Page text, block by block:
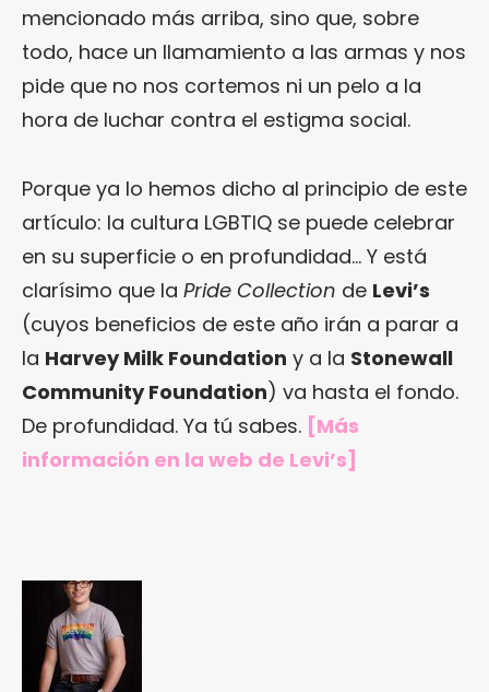
mencionado más arriba, sino que, sobre
todo, hace un llamamiento a las armas y nos
pide que no nos cortemos ni un pelo a la
hora de luchar contra el estigma social.
Porque ya lo hemos dicho al principio de este
artículo: la cultura LGBTIQ se puede celebrar
en su superficie o en profundidad… Y está
clarísimo que la Pride Collection de Levi’s
(cuyos beneficios de este año irán a parar a
la Harvey Milk Foundation y a la Stonewall
Community Foundation) va hasta el fondo.
De profundidad. Ya tú sabes. [Más
información en la web de Levi’s]